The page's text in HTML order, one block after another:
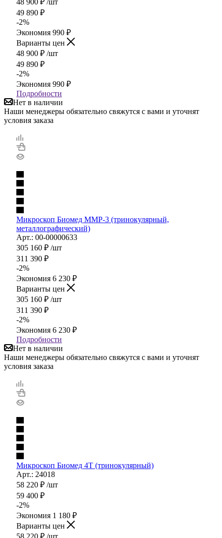
49 890 ₽
-2%
Экономия 990 ₽
Варианты цен
48 900 ₽ /шт
49 890 ₽
-2%
Экономия 990 ₽
Подробности
Нет в наличии
Наши менеджеры обязательно свяжутся с вами и уточнят
условия заказа
Микроскоп Биомед ММР-3 (тринокулярный,
металлографический)
Арт.: 00-00000633
305 160 ₽ /шт
311 390 ₽
-2%
Экономия 6 230 ₽
Варианты цен
305 160 ₽ /шт
311 390 ₽
-2%
Экономия 6 230 ₽
Подробности
Нет в наличии
Наши менеджеры обязательно свяжутся с вами и уточнят
условия заказа
Микроскоп Биомед 4T (тринокулярный)
Арт.: 24018
58 220 ₽ /шт
59 400 ₽
-2%
Экономия 1 180 ₽
Варианты цен
58 220 ₽ /шт